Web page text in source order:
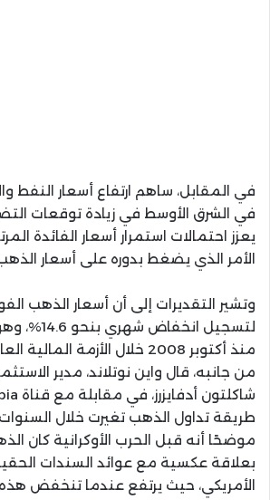
في المقابل، ساهم ارتفاع أسعار النفط
في الشرق الأوسط في زيادة توقعات
يعزز احتمالات استمرار أسعار الفائدة
الأمر الذي يضغط بدوره على أسعار
وتشير التقديرات إلى أن أسعار الذهب
لتسجيل
منذ أكتوبر 2008 خلال الأزمة المالية العالمية.
من جانبه، قال واين نوتلاند، مدير
طريقة تداول الذهب تغيرت خلال السنوات
موضحًا أنه قبل الحرب الأوكرانية كان
بعلاقة عكسية مع عوائد السندات
الأمريكي، حيث يرتفع عندما تنخفض